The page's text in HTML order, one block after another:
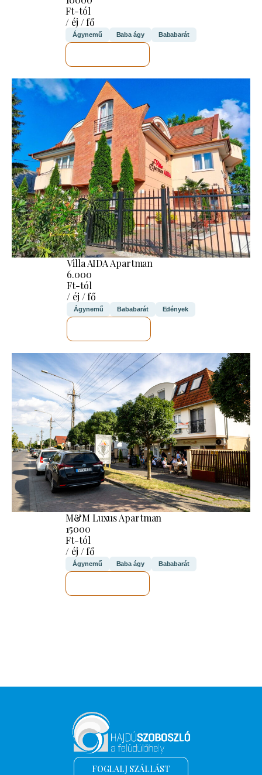
Ft-tól
/ éj / fő
Ágynemű Baba ágy Bababarát
Villa AIDA Apartman
6.000
Ft-tól
/ éj / fő
Ágynemű Bababarát Edények
M&M Luxus Apartman
15000
Ft-tól
/ éj / fő
Ágynemű Baba ágy Bababarát
FOGLALJ SZÁLLÁST